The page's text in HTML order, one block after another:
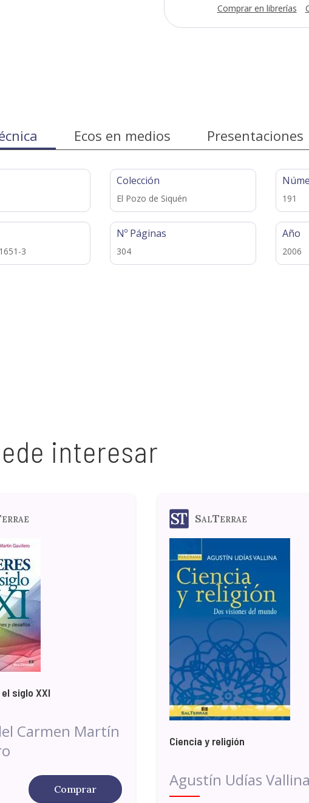
Comprar en librerías
Ecos en medios Presentaciones
3
Colección
El Pozo de Siquén
Nº Páginas
304
191
Año
2006
interesar
siglo XXI
Carmen Martín
Comprar
SalTerrae
Ciencia y religión
Agustín Udías Vallina